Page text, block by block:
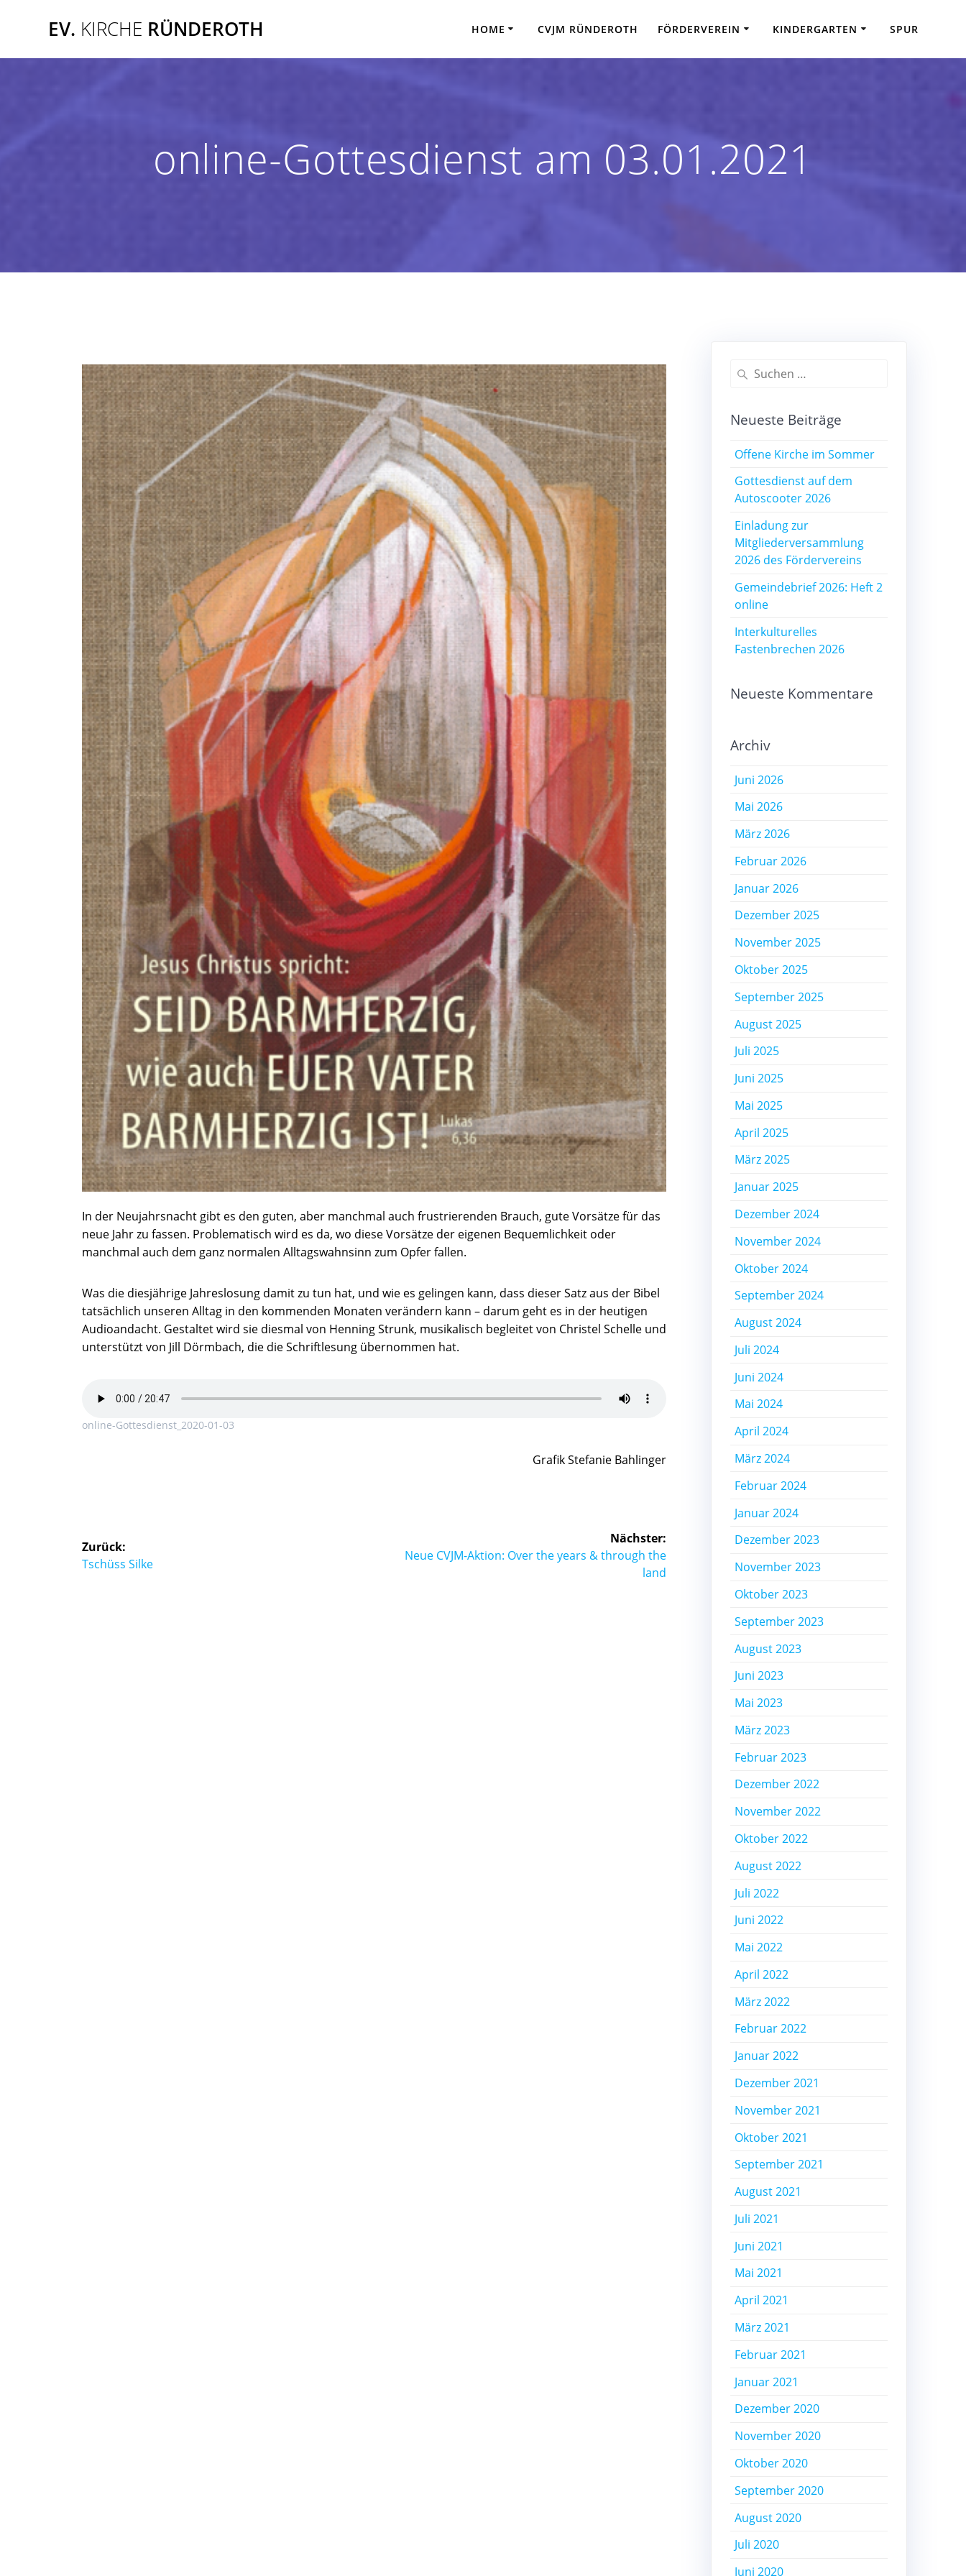
EV. KIRCHE RÜNDEROTH HOME CVJM RÜNDEROTH FÖRDERVEREIN KINDERGARTEN SPUR
online-Gottesdienst am 03.01.2021
In der Neujahrsnacht gibt es den guten, aber manchmal auch frustrierenden Brauch, gute Vorsätze für das
neue Jahr zu fassen. Problematisch wird es da, wo diese Vorsätze der eigenen Bequemlichkeit oder
manchmal auch dem ganz normalen Alltagswahnsinn zum Opfer fallen.
Was die diesjährige Jahreslosung damit zu tun hat, und wie es gelingen kann, dass dieser Satz aus der Bibel
tatsächlich unseren Alltag in den kommenden Monaten verändern kann – darum geht es in der heutigen
Audioandacht. Gestaltet wird sie diesmal von Henning Strunk, musikalisch begleitet von Christel Schelle und
unterstützt von Jill Dörmbach, die die Schriftlesung übernommen hat.
online-Gottesdienst_2020-01-03
Grafik Stefanie Bahlinger
Beitragsnavigation
Zurück:
Vorheriger
Tschüss Silke
Nächster:
Nächster
Neue CVJM-Aktion: Over the years & through the
land
Suchen
Neueste Beiträge
Offene Kirche im Sommer
Gottesdienst auf dem
Autoscooter 2026
Einladung zur
Mitgliederversammlung
2026 des Fördervereins
Gemeindebrief 2026: Heft 2
online
Interkulturelles
Fastenbrechen 2026
Neueste Kommentare
Archiv
Juni 2026
Mai 2026
März 2026
Februar 2026
Januar 2026
Dezember 2025
November 2025
Oktober 2025
September 2025
August 2025
Juli 2025
Juni 2025
Mai 2025
April 2025
März 2025
Januar 2025
Dezember 2024
November 2024
Oktober 2024
September 2024
August 2024
Juli 2024
Juni 2024
Mai 2024
April 2024
März 2024
Februar 2024
Januar 2024
Dezember 2023
November 2023
Oktober 2023
September 2023
August 2023
Juni 2023
Mai 2023
März 2023
Februar 2023
Dezember 2022
November 2022
Oktober 2022
August 2022
Juli 2022
Juni 2022
Mai 2022
April 2022
März 2022
Februar 2022
Januar 2022
Dezember 2021
November 2021
Oktober 2021
September 2021
August 2021
Juli 2021
Juni 2021
Mai 2021
April 2021
März 2021
Februar 2021
Januar 2021
Dezember 2020
November 2020
Oktober 2020
September 2020
August 2020
Juli 2020
Juni 2020